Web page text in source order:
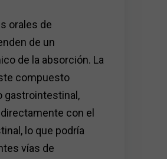
orales de
de un
de la absorción. La
compuesto
gastrointestinal,
con el
lo que podría
vías de